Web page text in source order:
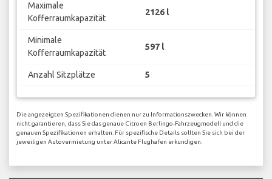
Maximale
Kofferraumkapazität
2126 l
Minimale
Kofferraumkapazität
597 l
Anzahl Sitzplätze 5
Die angezeigten Spezifikationen dienen nur zu Informationszwecken. Wir können
nicht garantieren, dass Sie das genaue Citroen Berlingo-Fahrzeugmodell und die
genauen Spezifikationen erhalten. Für spezifische Details sollten Sie sich bei der
jeweiligen Autovermietung unter Alicante Flughafen erkundigen.